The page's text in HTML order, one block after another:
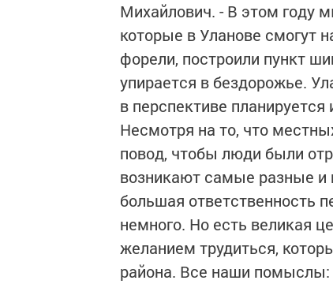
Михайлович. - В этом году
которые в Уланове смогут
форели, построили пункт
упирается в бездорожье.
в перспективе
Несмотря на то, что
повод, чтобы люди были
возникают самые разные и
большая ответственность
немного. Но есть великая
желанием трудиться,
района. Все наши помыслы: